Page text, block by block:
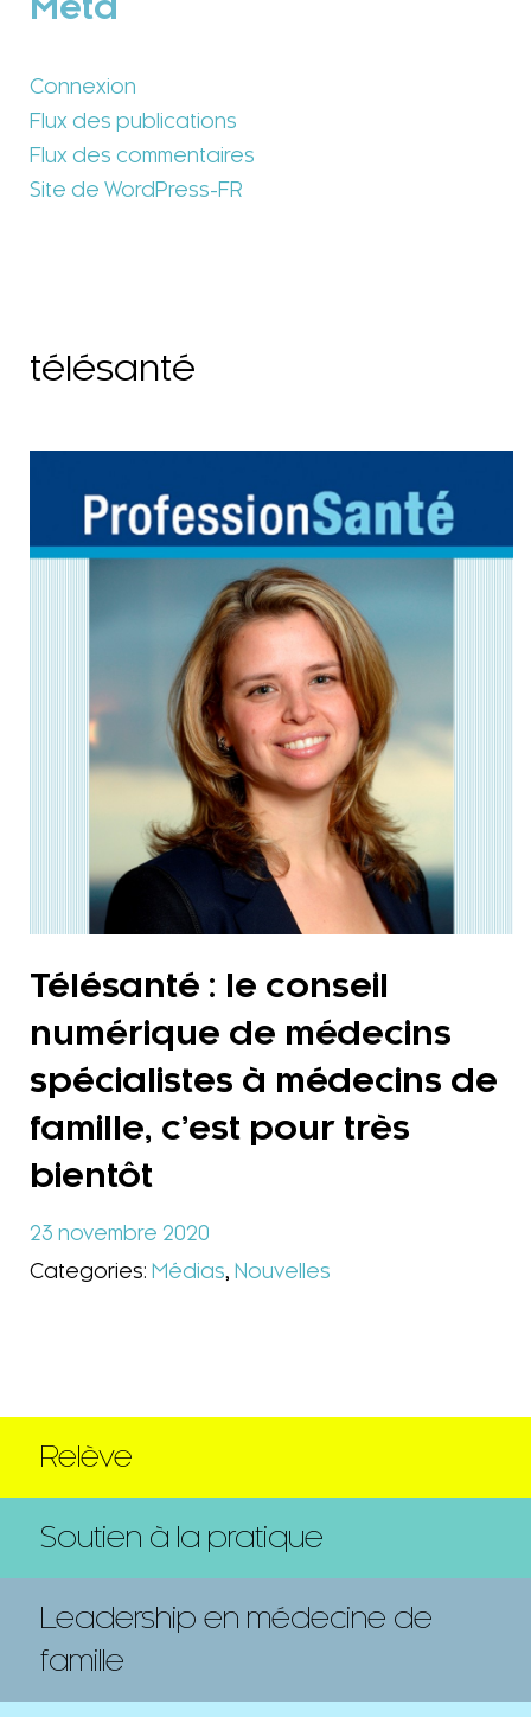
Méta
Connexion
Flux des publications
Flux des commentaires
Site de WordPress-FR
télésanté
Télésanté : le conseil
numérique de médecins
spécialistes à médecins de
famille, c’est pour très
bientôt
23 novembre 2020
Categories: Médias, Nouvelles
Relève
Soutien à la pratique
Leadership en médecine de
famille